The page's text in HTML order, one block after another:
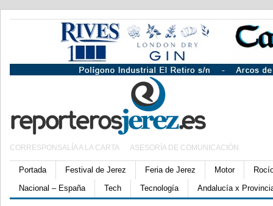
CORRESPONSALÍA A LA CARTA ASESORÍA DE COMUNICACIÓN
Portada Festival de Jerez Feria de Jerez Motor
Nacional – España
Tech Tecnología Andalucía x